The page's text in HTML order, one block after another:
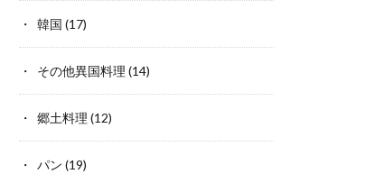
韓国 (17)
その他異国料理 (14)
郷土料理 (12)
パン (19)